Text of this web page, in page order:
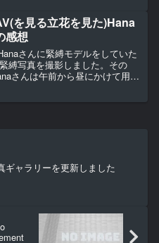
ブを開き「グラフィックプロセ
使用」のチェックを外したら解
た。使用しているグラフィック
古いと発生する不具合のようで
を見る立花を見た)Hana
感想
さんに緊縛モデルをしていた
縛写真を撮影しました。その
さんは午前から昼にかけて用事
ギャラリーを更新しました